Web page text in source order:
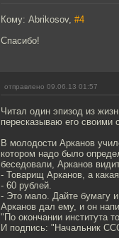
Кому: Abrikosov, #4
Спасибо!
отправлено 09.06.13 01:57
Читал один эпизод из
пересказываю его своими
В молодости Арканов
котором надо было
беседовали, Арканов
- Товарищ Арканов, а
- 60 рублей.
- Это мало. Дайте бумагу и
Арканов дал ему, и он
"По окончании института
И подпись: "Начальник